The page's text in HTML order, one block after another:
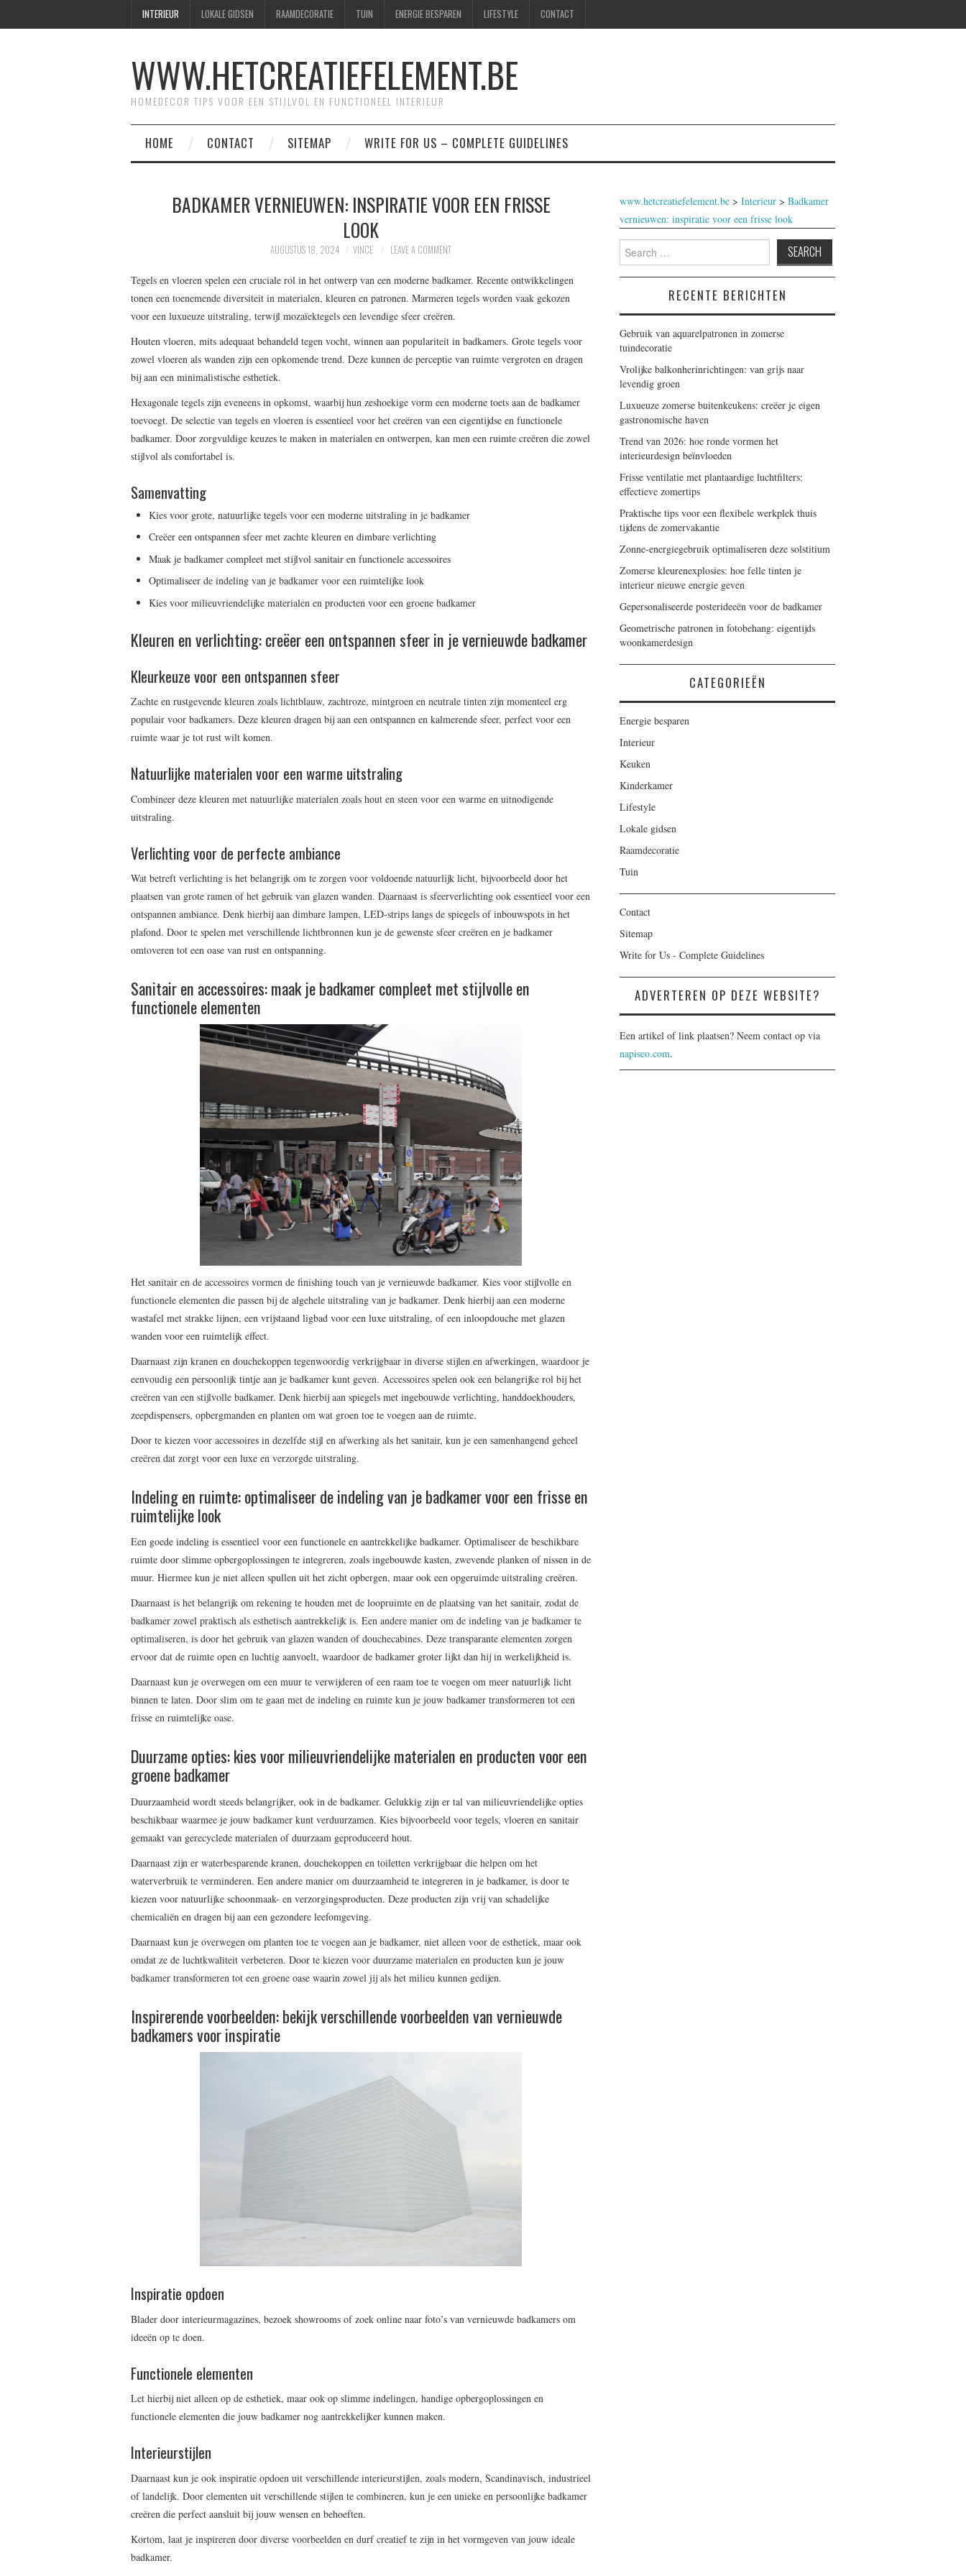
INTERIEUR LOKALE GIDSEN RAAMDECORATIE TUIN ENERGIE BESPAREN LIFESTYLE CONTACT
WWW.HETCREATIEFELEMENT.BE
HOMEDECOR TIPS VOOR EEN STIJLVOL EN FUNCTIONEEL INTERIEUR
HOME CONTACT SITEMAP WRITE FOR US – COMPLETE GUIDELINES
BADKAMER VERNIEUWEN: INSPIRATIE VOOR EEN FRISSE
LOOK
AUGUSTUS 18, 2024 VINCE LEAVE A COMMENT
Tegels en vloeren spelen een cruciale rol in het ontwerp van een moderne badkamer. Recente ontwikkelingen
tonen een toenemende diversiteit in materialen, kleuren en patronen. Marmeren tegels worden vaak gekozen
voor een luxueuze uitstraling, terwijl mozaïektegels een levendige sfeer creëren.
Houten vloeren, mits adequaat behandeld tegen vocht, winnen aan populariteit in badkamers. Grote tegels voor
zowel vloeren als wanden zijn een opkomende trend. Deze kunnen de perceptie van ruimte vergroten en dragen
bij aan een minimalistische esthetiek.
Hexagonale tegels zijn eveneens in opkomst, waarbij hun zeshoekige vorm een moderne toets aan de badkamer
toevoegt. De selectie van tegels en vloeren is essentieel voor het creëren van een eigentijdse en functionele
badkamer. Door zorgvuldige keuzes te maken in materialen en ontwerpen, kan men een ruimte creëren die zowel
stijlvol als comfortabel is.
Samenvatting
Kies voor grote, natuurlijke tegels voor een moderne uitstraling in je badkamer
Creëer een ontspannen sfeer met zachte kleuren en dimbare verlichting
Maak je badkamer compleet met stijlvol sanitair en functionele accessoires
Optimaliseer de indeling van je badkamer voor een ruimtelijke look
Kies voor milieuvriendelijke materialen en producten voor een groene badkamer
Kleuren en verlichting: creëer een ontspannen sfeer in je vernieuwde badkamer
Kleurkeuze voor een ontspannen sfeer
Zachte en rustgevende kleuren zoals lichtblauw, zachtroze, mintgroen en neutrale tinten zijn momenteel erg
populair voor badkamers. Deze kleuren dragen bij aan een ontspannen en kalmerende sfeer, perfect voor een
ruimte waar je tot rust wilt komen.
Natuurlijke materialen voor een warme uitstraling
Combineer deze kleuren met natuurlijke materialen zoals hout en steen voor een warme en uitnodigende
uitstraling.
Verlichting voor de perfecte ambiance
Wat betreft verlichting is het belangrijk om te zorgen voor voldoende natuurlijk licht, bijvoorbeeld door het
plaatsen van grote ramen of het gebruik van glazen wanden. Daarnaast is sfeerverlichting ook essentieel voor een
ontspannen ambiance. Denk hierbij aan dimbare lampen, LED-strips langs de spiegels of inbouwspots in het
plafond. Door te spelen met verschillende lichtbronnen kun je de gewenste sfeer creëren en je badkamer
omtoveren tot een oase van rust en ontspanning.
Sanitair en accessoires: maak je badkamer compleet met stijlvolle en
functionele elementen
Het sanitair en de accessoires vormen de finishing touch van je vernieuwde badkamer. Kies voor stijlvolle en
functionele elementen die passen bij de algehele uitstraling van je badkamer. Denk hierbij aan een moderne
wastafel met strakke lijnen, een vrijstaand ligbad voor een luxe uitstraling, of een inloopdouche met glazen
wanden voor een ruimtelijk effect.
Daarnaast zijn kranen en douchekoppen tegenwoordig verkrijgbaar in diverse stijlen en afwerkingen, waardoor je
eenvoudig een persoonlijk tintje aan je badkamer kunt geven. Accessoires spelen ook een belangrijke rol bij het
creëren van een stijlvolle badkamer. Denk hierbij aan spiegels met ingebouwde verlichting, handdoekhouders,
zeepdispensers, opbergmanden en planten om wat groen toe te voegen aan de ruimte.
Door te kiezen voor accessoires in dezelfde stijl en afwerking als het sanitair, kun je een samenhangend geheel
creëren dat zorgt voor een luxe en verzorgde uitstraling.
Indeling en ruimte: optimaliseer de indeling van je badkamer voor een frisse en
ruimtelijke look
Een goede indeling is essentieel voor een functionele en aantrekkelijke badkamer. Optimaliseer de beschikbare
ruimte door slimme opbergoplossingen te integreren, zoals ingebouwde kasten, zwevende planken of nissen in de
muur. Hiermee kun je niet alleen spullen uit het zicht opbergen, maar ook een opgeruimde uitstraling creëren.
Daarnaast is het belangrijk om rekening te houden met de loopruimte en de plaatsing van het sanitair, zodat de
badkamer zowel praktisch als esthetisch aantrekkelijk is. Een andere manier om de indeling van je badkamer te
optimaliseren, is door het gebruik van glazen wanden of douchecabines. Deze transparante elementen zorgen
ervoor dat de ruimte open en luchtig aanvoelt, waardoor de badkamer groter lijkt dan hij in werkelijkheid is.
Daarnaast kun je overwegen om een muur te verwijderen of een raam toe te voegen om meer natuurlijk licht
binnen te laten. Door slim om te gaan met de indeling en ruimte kun je jouw badkamer transformeren tot een
frisse en ruimtelijke oase.
Duurzame opties: kies voor milieuvriendelijke materialen en producten voor een
groene badkamer
Duurzaamheid wordt steeds belangrijker, ook in de badkamer. Gelukkig zijn er tal van milieuvriendelijke opties
beschikbaar waarmee je jouw badkamer kunt verduurzamen. Kies bijvoorbeeld voor tegels, vloeren en sanitair
gemaakt van gerecyclede materialen of duurzaam geproduceerd hout.
Daarnaast zijn er waterbesparende kranen, douchekoppen en toiletten verkrijgbaar die helpen om het
waterverbruik te verminderen. Een andere manier om duurzaamheid te integreren in je badkamer, is door te
kiezen voor natuurlijke schoonmaak- en verzorgingsproducten. Deze producten zijn vrij van schadelijke
chemicaliën en dragen bij aan een gezondere leefomgeving.
Daarnaast kun je overwegen om planten toe te voegen aan je badkamer, niet alleen voor de esthetiek, maar ook
omdat ze de luchtkwaliteit verbeteren. Door te kiezen voor duurzame materialen en producten kun je jouw
badkamer transformeren tot een groene oase waarin zowel jij als het milieu kunnen gedijen.
Inspirerende voorbeelden: bekijk verschillende voorbeelden van vernieuwde
badkamers voor inspiratie
Inspiratie opdoen
Blader door interieurmagazines, bezoek showrooms of zoek online naar foto’s van vernieuwde badkamers om
ideeën op te doen.
Functionele elementen
Let hierbij niet alleen op de esthetiek, maar ook op slimme indelingen, handige opbergoplossingen en
functionele elementen die jouw badkamer nog aantrekkelijker kunnen maken.
Interieurstijlen
Daarnaast kun je ook inspiratie opdoen uit verschillende interieurstijlen, zoals modern, Scandinavisch, industrieel
of landelijk. Door elementen uit verschillende stijlen te combineren, kun je een unieke en persoonlijke badkamer
creëren die perfect aansluit bij jouw wensen en behoeften.
Kortom, laat je inspireren door diverse voorbeelden en durf creatief te zijn in het vormgeven van jouw ideale
badkamer.
www.hetcreatiefelement.be > Interieur > Badkamer
vernieuwen: inspiratie voor een frisse look
Search
for:
RECENTE BERICHTEN
Gebruik van aquarelpatronen in zomerse
tuindecoratie
Vrolijke balkonherinrichtingen: van grijs naar
levendig groen
Luxueuze zomerse buitenkeukens: creëer je eigen
gastronomische haven
Trend van 2026: hoe ronde vormen het
interieurdesign beïnvloeden
Frisse ventilatie met plantaardige luchtfilters:
effectieve zomertips
Praktische tips voor een flexibele werkplek thuis
tijdens de zomervakantie
Zonne-energiegebruik optimaliseren deze solstitium
Zomerse kleurenexplosies: hoe felle tinten je
interieur nieuwe energie geven
Gepersonaliseerde posterideeën voor de badkamer
Geometrische patronen in fotobehang: eigentijds
woonkamerdesign
CATEGORIEËN
Energie besparen
Interieur
Keuken
Kinderkamer
Lifestyle
Lokale gidsen
Raamdecoratie
Tuin
Contact
Sitemap
Write for Us - Complete Guidelines
ADVERTEREN OP DEZE WEBSITE?
Een artikel of link plaatsen? Neem contact op via
napiseo.com.